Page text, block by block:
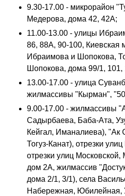
9.30-17.00 - микрорайон
Медерова, дома 42, 42А;
11.00-13.00 - улицы
86, 88А, 90-100, Киевская
Ибраимова и Шопокова,
Шопокова, дома 99/1, 101,
13.00-17.00 - улица
жилмассивы "Кырман",
9.00-17.00 - жилмассивы
Садырбаева, Баба-Ата,
Кейгал, Иманалиева),
Тогуз-Канат), отрезки
отрезки улиц
дом 2А, жилмассив
дома 2/1, 3/1), села
Набережная, Юбилейная,